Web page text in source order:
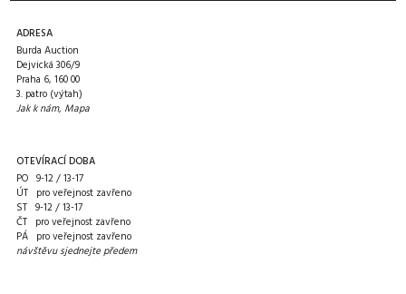
ADRESA
Burda Auction
Dejvická 306/9
Praha 6, 160 00
3. patro (výtah)
Jak k nám, Mapa
OTEVÍRACÍ DOBA
PO 9-12 / 13-17
ÚT pro veřejnost zavřeno
ST 9-12 / 13-17
ČT pro veřejnost zavřeno
PÁ pro veřejnost zavřeno
návštěvu sjednejte předem